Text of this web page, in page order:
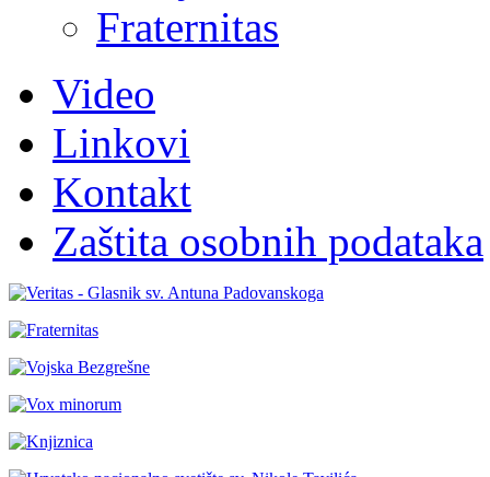
Fraternitas
Video
Linkovi
Kontakt
Zaštita osobnih podataka